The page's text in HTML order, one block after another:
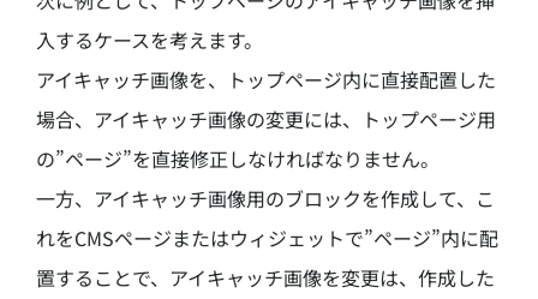
入するケースを考えます。
アイキャッチ画像を、トップページ内に直接配置した
場合、アイキャッチ画像の変更には、トップページ用
の”ページ”を直接修正しなければなりません。
一方、アイキャッチ画像用のブロックを作成して、こ
れをCMSページまたはウィジェットで”ページ”内に配
置することで、アイキャッチ画像を変更は、作成した